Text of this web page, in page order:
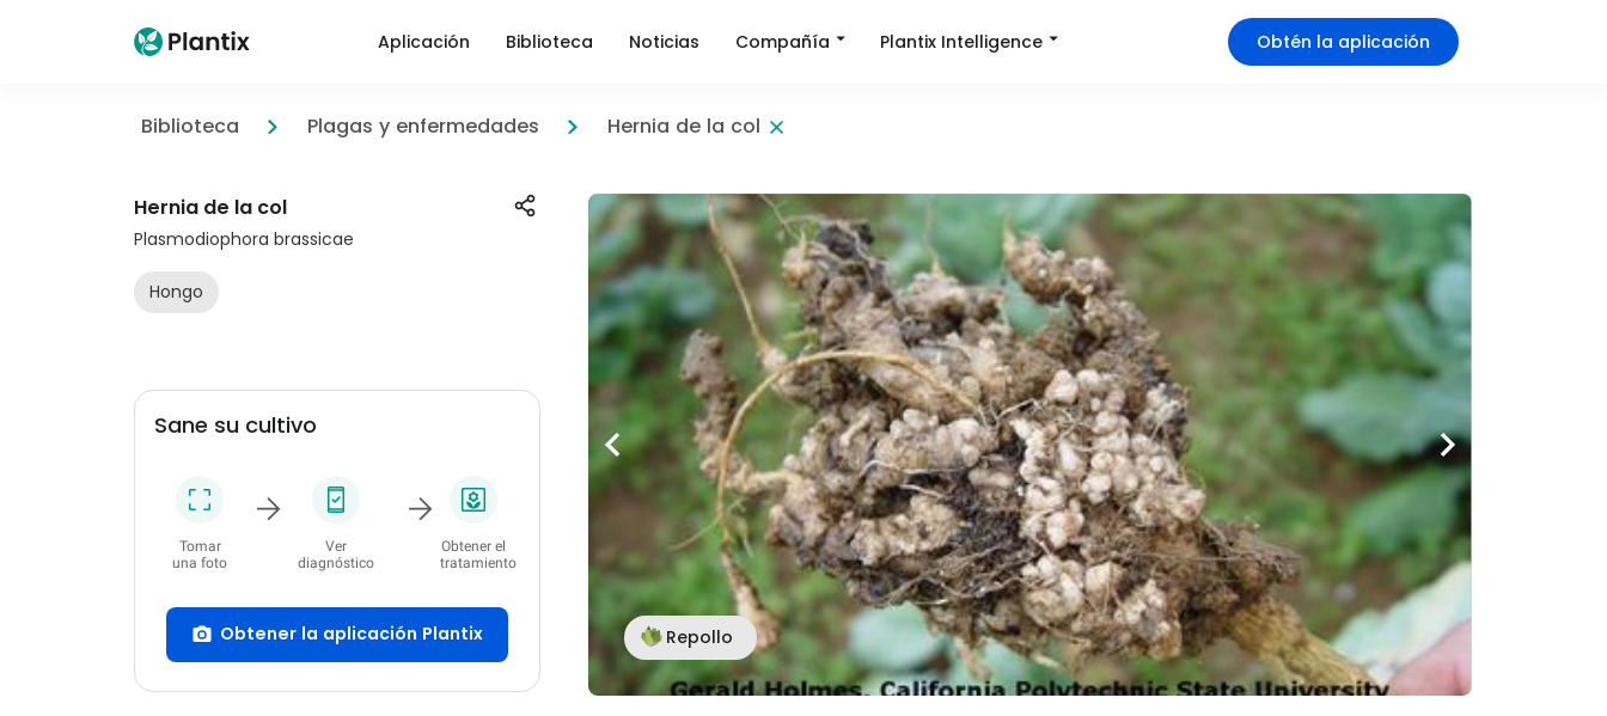
Aplicación Biblioteca Noticias Compañía Plantix Intelligence Obtén la aplicación
Biblioteca Plagas y enfermedades Hernia de la col
Hernia de la col
Plasmodiophora brassicae
Hongo
Sane su cultivo
Tomar
una foto
Ver
diagnóstico
Obtener el
tratamiento
Obtener la aplicación Plantix Repollo